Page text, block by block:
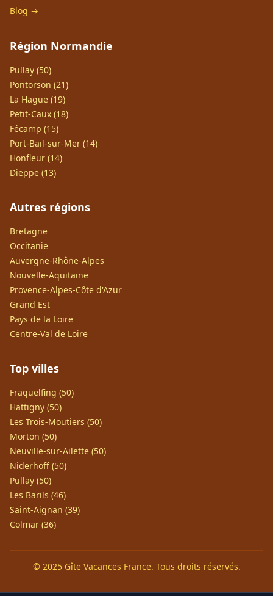
Blog →
Région Normandie
Pullay (50)
Pontorson (21)
La Hague (19)
Petit-Caux (18)
Fécamp (15)
Port-Bail-sur-Mer (14)
Honfleur (14)
Dieppe (13)
Autres régions
Bretagne
Occitanie
Auvergne-Rhône-Alpes
Nouvelle-Aquitaine
Provence-Alpes-Côte d'Azur
Grand Est
Pays de la Loire
Centre-Val de Loire
Top villes
Fraquelfing (50)
Hattigny (50)
Les Trois-Moutiers (50)
Morton (50)
Neuville-sur-Ailette (50)
Niderhoff (50)
Pullay (50)
Les Barils (46)
Saint-Aignan (39)
Colmar (36)
© 2025 Gîte Vacances France. Tous droits réservés.